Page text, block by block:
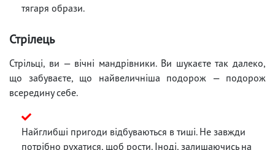
тягаря образи.
Стрілець
Стрільці, ви — вічні мандрівники. Ви шукаєте так далеко,
що забуваєте, що найвеличніша подорож — подорож
всередину себе.
Найглибші пригоди відбуваються в тиші. Не завжди
потрібно рухатися, щоб рости. Іноді, залишаючись на